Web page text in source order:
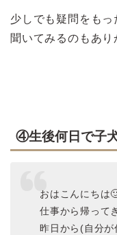
少しでも疑問をも
聞いてみるのもあり
④生後何日で子
おはこんにちは
仕事から帰って
昨日から(自分が